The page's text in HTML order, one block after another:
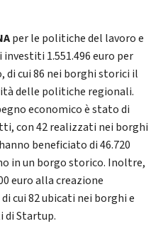
per le politiche del lavoro e
1.551.496 euro per
di cui 86 nei borghi storici il
delle politiche regionali.
economico è stato di
con 42 realizzati nei borghi
beneficiato di 46.720
in un borgo storico. Inoltre,
euro alla creazione
cui 82 ubicati nei borghi e
di Startup.